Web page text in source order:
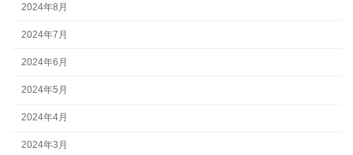
2024年8月
2024年7月
2024年6月
2024年5月
2024年4月
2024年3月